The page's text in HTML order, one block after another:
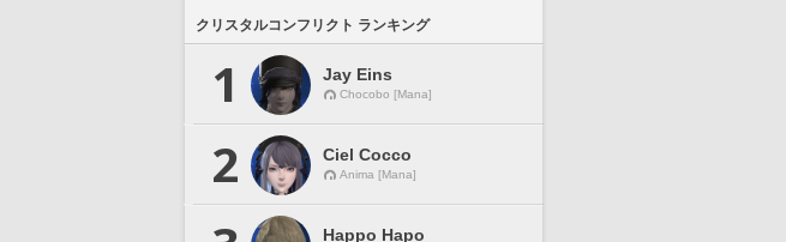
クリスタルコンフリクト ランキング
1 Jay Eins
Chocobo [Mana]
2 Ciel Cocco
Anima [Mana]
Happo Hapo